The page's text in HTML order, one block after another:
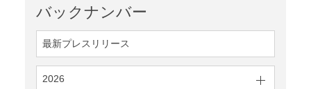
バックナンバー
最新プレスリリース
2026